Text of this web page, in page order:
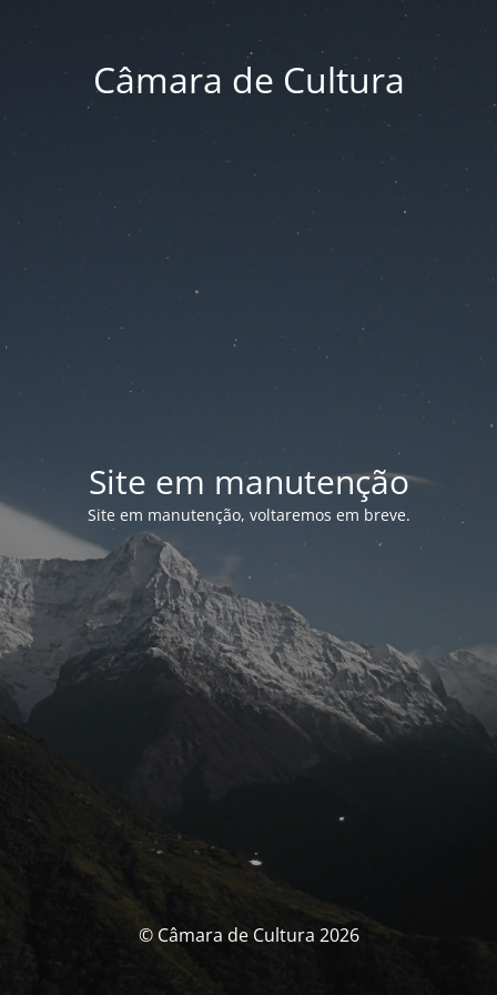
Câmara de Cultura
Site em manutenção
Site em manutenção, voltaremos em breve.
© Câmara de Cultura 2026